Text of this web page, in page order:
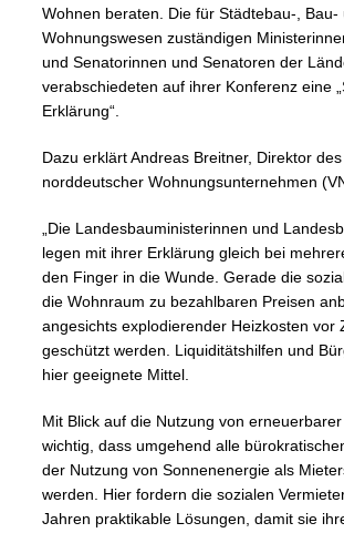
Wohnen beraten. Die für Städtebau-, Bau-
Wohnungswesen zuständigen
und Senatorinnen und Senatoren der
verabschiedeten auf ihrer Konferenz eine
Erklärung“.
Dazu erklärt Andreas Breitner, Direktor
norddeutscher Wohnungsunternehmen
„Die Landesbauministerinnen und
legen mit ihrer Erklärung gleich bei
den Finger in die Wunde. Gerade die
die Wohnraum zu bezahlbaren Preisen
angesichts explodierender Heizkosten vor
geschützt werden. Liquiditätshilfen und
hier geeignete Mittel.
Mit Blick auf die Nutzung von
wichtig, dass umgehend alle
der Nutzung von Sonnenenergie als
werden. Hier fordern die sozialen
Jahren praktikable Lösungen, damit sie